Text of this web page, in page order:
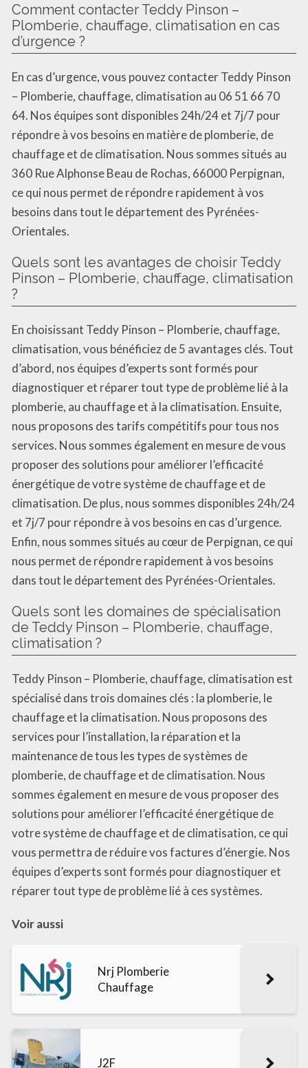
Comment contacter Teddy Pinson –
Plomberie, chauffage, climatisation en cas
d’urgence ?
En cas d’urgence, vous pouvez contacter Teddy Pinson
– Plomberie, chauffage, climatisation au 06 51 66 70
64. Nos équipes sont disponibles 24h/24 et 7j/7 pour
répondre à vos besoins en matière de plomberie, de
chauffage et de climatisation. Nous sommes situés au
360 Rue Alphonse Beau de Rochas, 66000 Perpignan,
ce qui nous permet de répondre rapidement à vos
besoins dans tout le département des Pyrénées-
Orientales.
Quels sont les avantages de choisir Teddy
Pinson – Plomberie, chauffage, climatisation
?
En choisissant Teddy Pinson – Plomberie, chauffage,
climatisation, vous bénéficiez de 5 avantages clés. Tout
d’abord, nos équipes d’experts sont formés pour
diagnostiquer et réparer tout type de problème lié à la
plomberie, au chauffage et à la climatisation. Ensuite,
nous proposons des tarifs compétitifs pour tous nos
services. Nous sommes également en mesure de vous
proposer des solutions pour améliorer l’efficacité
énergétique de votre système de chauffage et de
climatisation. De plus, nous sommes disponibles 24h/24
et 7j/7 pour répondre à vos besoins en cas d’urgence.
Enfin, nous sommes situés au cœur de Perpignan, ce qui
nous permet de répondre rapidement à vos besoins
dans tout le département des Pyrénées-Orientales.
Quels sont les domaines de spécialisation
de Teddy Pinson – Plomberie, chauffage,
climatisation ?
Teddy Pinson – Plomberie, chauffage, climatisation est
spécialisé dans trois domaines clés : la plomberie, le
chauffage et la climatisation. Nous proposons des
services pour l’installation, la réparation et la
maintenance de tous les types de systèmes de
plomberie, de chauffage et de climatisation. Nous
sommes également en mesure de vous proposer des
solutions pour améliorer l’efficacité énergétique de
votre système de chauffage et de climatisation, ce qui
vous permettra de réduire vos factures d’énergie. Nos
équipes d’experts sont formés pour diagnostiquer et
réparer tout type de problème lié à ces systèmes.
Voir aussi
Nrj Plomberie
Chauffage
J2F